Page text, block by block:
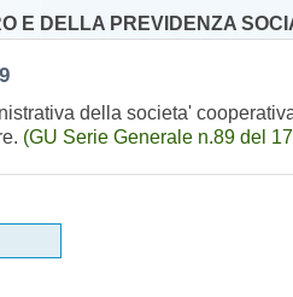
E DELLA PREVIDENZA
della societa'
(GU Serie Generale n.89 del